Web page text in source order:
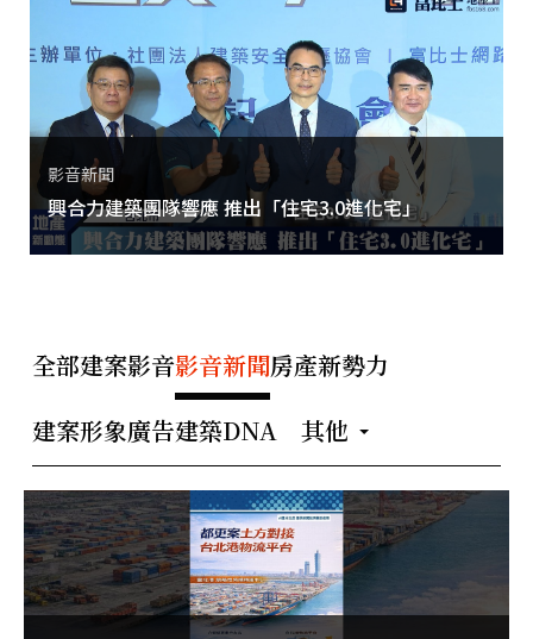
影音新聞
興合力建築團隊響應 推出「住宅3.0進化宅」
全部建案影音影音新聞房產新勢力
建案形象廣告建築DNA 其他